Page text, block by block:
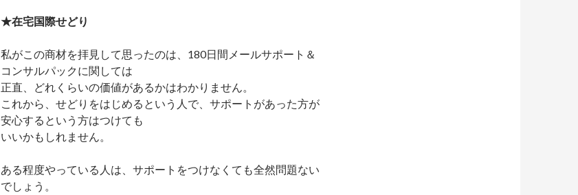
★在宅国際せどり
私がこの商材を拝見して思ったのは、180日間メールサポート＆
コンサルパックに関しては
正直、どれくらいの価値があるかはわかりません。
これから、せどりをはじめるという人で、サポートがあった方が
安心するという方はつけても
いいかもしれません。
ある程度やっている人は、サポートをつけなくても全然問題ない
でしょう。